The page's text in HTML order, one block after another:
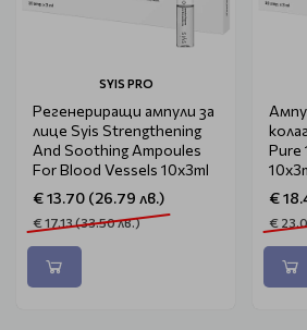
SYIS PRO
Регенериращи ампули за
лице Syis Strengthening
And Soothing Ampoules
For Blood Vessels 10x3ml
€ 13.70 (26.79 лв.)
€ 17.13 (33.50 лв.)
Pure
€
€